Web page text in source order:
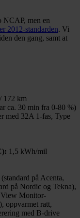
NCAP, men en
2012-standarden. Vi
den gang, samt at
172 km
ca. 30 min fra 0-80 %)
med 32A 1-fas, Type
1,5 kWh/mil
på Acenta,
på Nordic og Tekna),
View Monitor-
oppvarmet ratt,
med B-drive